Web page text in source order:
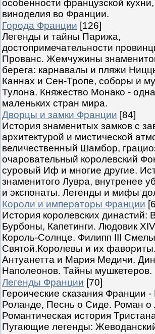
особенности французской
виноделия во Франции.
Города Франции [126]
Легенды и тайны Парижа,
достопримечательности
Прованс. Жемчужины
берега: карнавалы и пляжи
Каннах и Сен-Тропе, соборы и
Тулона. Княжество Монако -
маленьких стран мира.
Дворцы и замки Франции [84]
История знаменитых замков с
архитектурой и мистической
величественный Шамбор,
очаровательный королевский
суровый Иф и многие другие.
знаменитого Лувра, внутренее
и экспонаты. Легенды и мифы
Короли и императоры Франции
История королевских династий:
Бурбоны, Капетинги. Людовик
Король-Солнце. Филипп III
Святой.Королевы и их
Антуанетта и Мария Медичи.
Наполеонов. Тайны мушкетеров.
Легенды Франции [70]
Героические сказания Франции
Роланде, Песнь о Сиде. Роман о
Романтическая история
Пугающие легенды: